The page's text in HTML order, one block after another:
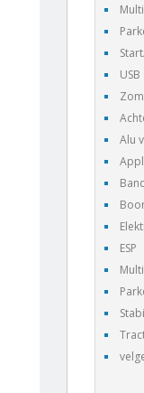
USB
Alu
ESP